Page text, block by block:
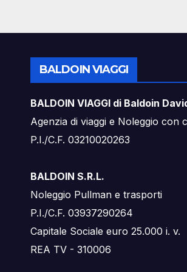
BALDOIN VIAGGI
BALDOIN VIAGGI di Baldoin
Agenzia di viaggi e Noleggio con
P.I./C.F. 03210020263
BALDOIN S.R.L.
Noleggio Pullman e trasporti
P.I./C.F. 03937290264
Capitale Sociale euro 25.000 i. v.
REA TV - 310006